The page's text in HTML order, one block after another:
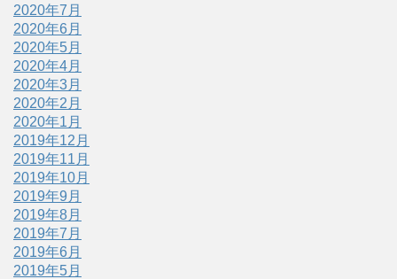
2020年7月
2020年6月
2020年5月
2020年4月
2020年3月
2020年2月
2020年1月
2019年12月
2019年11月
2019年10月
2019年9月
2019年8月
2019年7月
2019年6月
2019年5月